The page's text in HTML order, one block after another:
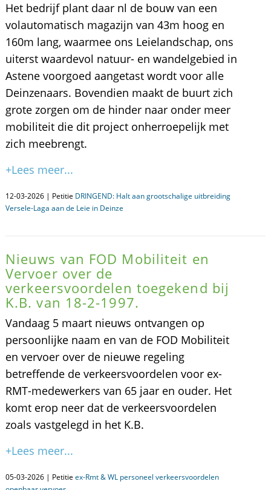
Het bedrijf plant daar nl de bouw van een
volautomatisch magazijn van 43m hoog en
160m lang, waarmee ons Leielandschap, ons
uiterst waardevol natuur- en wandelgebied in
Astene voorgoed aangetast wordt voor alle
Deinzenaars. Bovendien maakt de buurt zich
grote zorgen om de hinder naar onder meer
mobiliteit die dit project onherroepelijk met
zich meebrengt.
+Lees meer...
12-03-2026 | Petitie DRINGEND: Halt aan grootschalige uitbreiding
Versele-Laga aan de Leie in Deinze
Nieuws van FOD Mobiliteit en
Vervoer over de
verkeersvoordelen toegekend bij
K.B. van 18-2-1997.
Vandaag 5 maart nieuws ontvangen op
persoonlijke naam en van de FOD Mobiliteit
en vervoer over de nieuwe regeling
betreffende de verkeersvoordelen voor ex-
RMT-medewerkers van 65 jaar en ouder. Het
komt erop neer dat de verkeersvoordelen
zoals vastgelegd in het K.B.
+Lees meer...
05-03-2026 | Petitie ex-Rmt & WL personeel verkeersvoordelen